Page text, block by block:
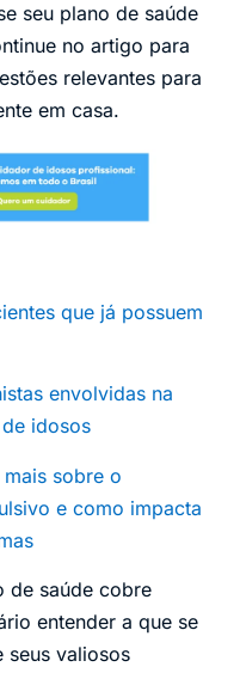
seu plano de saúde
no artigo para
relevantes para
em casa.
que já possuem
envolvidas na
idosos
sobre o
e como impacta
de saúde cobre
entender a que se
seus valiosos